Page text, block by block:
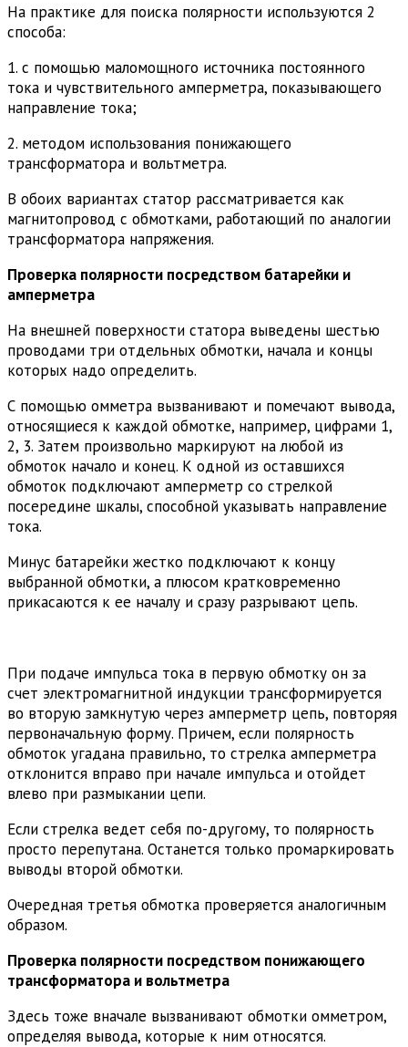
На практике для поиска полярности используются 2
способа:
1. с помощью маломощного источника постоянного
тока и чувствительного амперметра, показывающего
направление тока;
2. методом использования понижающего
трансформатора и вольтметра.
В обоих вариантах статор рассматривается как
магнитопровод с обмотками, работающий по аналогии
трансформатора напряжения.
Проверка полярности посредством батарейки и
амперметра
На внешней поверхности статора выведены шестью
проводами три отдельных обмотки, начала и концы
которых надо определить.
С помощью омметра вызванивают и помечают вывода,
относящиеся к каждой обмотке, например, цифрами 1,
2, 3. Затем произвольно маркируют на любой из
обмоток начало и конец. К одной из оставшихся
обмоток подключают амперметр со стрелкой
посередине шкалы, способной указывать направление
тока.
Минус батарейки жестко подключают к концу
выбранной обмотки, а плюсом кратковременно
прикасаются к ее началу и сразу разрывают цепь.
При подаче импульса тока в первую обмотку он за
счет электромагнитной индукции трансформируется
во вторую замкнутую через амперметр цепь, повторяя
первоначальную форму. Причем, если полярность
обмоток угадана правильно, то стрелка амперметра
отклонится вправо при начале импульса и отойдет
влево при размыкании цепи.
Если стрелка ведет себя по-другому, то полярность
просто перепутана. Останется только промаркировать
выводы второй обмотки.
Очередная третья обмотка проверяется аналогичным
образом.
Проверка полярности посредством понижающего
трансформатора и вольтметра
Здесь тоже вначале вызванивают обмотки омметром,
определяя вывода, которые к ним относятся.